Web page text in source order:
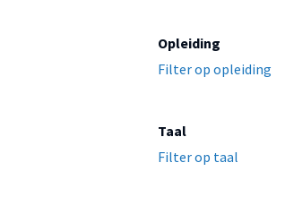
Opleiding
Filter op opleiding
Taal
Filter op taal